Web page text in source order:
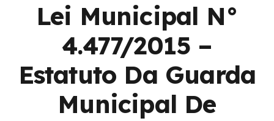
Lei Municipal N°
4.477/2015 –
Estatuto Da Guarda
Municipal De